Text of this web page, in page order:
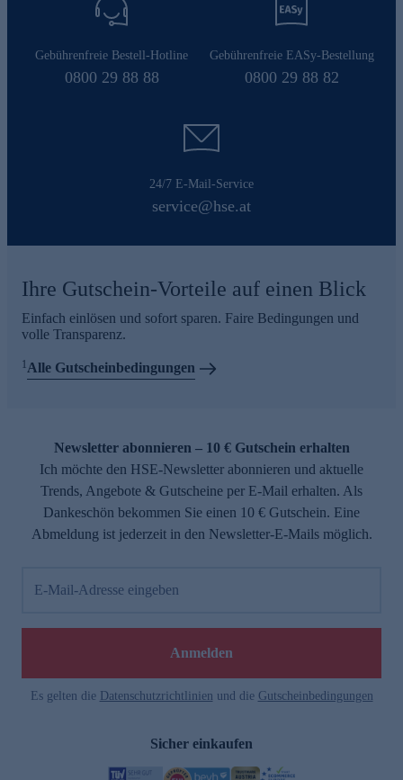
Gebührenfreie Bestell-Hotline
0800 29 88 88
Gebührenfreie EASy-Bestellung
0800 29 88 82
24/7 E-Mail-Service
service@hse.at
Ihre Gutschein-Vorteile auf einen Blick
Einfach einlösen und sofort sparen. Faire Bedingungen und
volle Transparenz.
1Alle Gutscheinbedingungen
Newsletter abonnieren – 10 € Gutschein erhalten
Ich möchte den HSE-Newsletter abonnieren und aktuelle
Trends, Angebote & Gutscheine per E-Mail erhalten. Als
Dankeschön bekommen Sie einen 10 € Gutschein. Eine
Abmeldung ist jederzeit in den Newsletter-E-Mails möglich.
E-Mail-Adresse eingeben
Anmelden
Es gelten die Datenschutzrichtlinien und die Gutscheinbedingungen
Sicher einkaufen